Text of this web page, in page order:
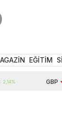
EĞİTİM
64,33